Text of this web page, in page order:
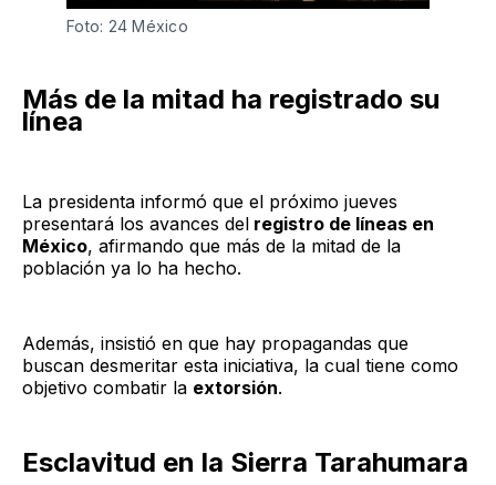
Foto: 24 México
Más de la mitad ha registrado su
línea
La presidenta informó que el próximo jueves
presentará los avances del registro de líneas en
México, afirmando que más de la mitad de la
población ya lo ha hecho.
Además, insistió en que hay propagandas que
buscan desmeritar esta iniciativa, la cual tiene como
objetivo combatir la extorsión.
Esclavitud en la Sierra Tarahumara